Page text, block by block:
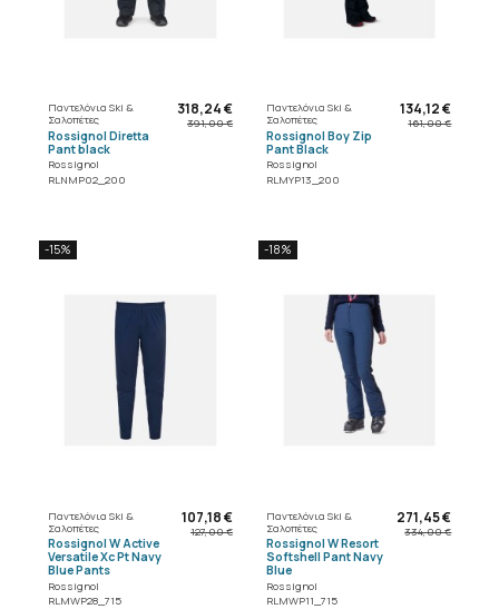
Παντελόνια Ski &
Σαλοπέτες
Rossignol Diretta
Pant black
Rossignol
RLNMP02_200
318,24 €
391,00 €
Παντελόνια Ski &
Σαλοπέτες
Rossignol Boy Zip
Pant Black
Rossignol
RLMYP13_200
134,12 €
161,00 €
-15%
Παντελόνια Ski &
Σαλοπέτες
Rossignol W Active
Versatile Xc Pt Navy
Blue Pants
Rossignol
RLMWP28_715
107,18 €
127,00 €
-18%
Παντελόνια Ski &
Σαλοπέτες
Rossignol W Resort
Softshell Pant Navy
Blue
Rossignol
RLMWP11_715
271,45 €
334,00 €